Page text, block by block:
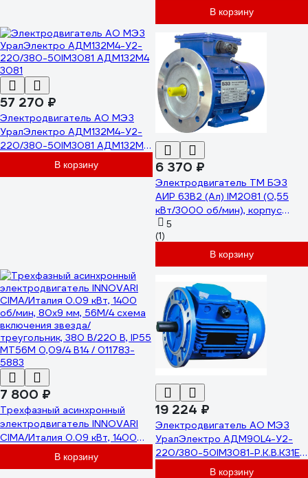
В корзину
57 270 ₽
Электродвигатель АО МЭЗ
УралЭлектро АДМ132М4-У2-
220/380-50IM3081 АДМ132М4
В корзину 6 370 ₽
Электродвигатель ТМ БЭЗ
АИР 63B2 (Ал) IM2081 (0,55
кВт/3000 об/мин), корпус
алюминий 21259
5
(1)
В корзину
7 800 ₽
Трехфазный асинхронный
электродвигатель INNOVARI
CIMA/Италия 0.09 кВт, 1400
об/мин, 80х9 мм, 56M/4 схема
включения звезда/
В корзину
19 224 ₽
Электродвигатель АО МЭЗ
УралЭлектро АДМ90L4-У2-
220/380-50IM3081-Р.К.В.К31Е
АДМ90Л4 3081В корзину